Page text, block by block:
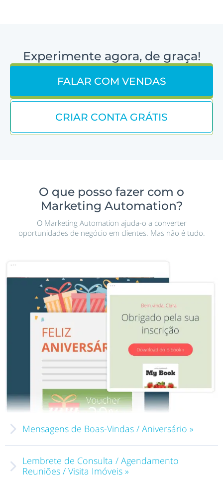
Experimente agora, de graça!
FALAR COM VENDAS
CRIAR CONTA GRÁTIS
O que posso fazer com o
Marketing Automation?
O Marketing Automation ajuda-o a converter
oportunidades de negócio em clientes. Mas não é tudo.
Mensagens de Boas-Vindas / Aniversário »
Lembrete de Consulta / Agendamento
Reuniões / Visita Imóveis »